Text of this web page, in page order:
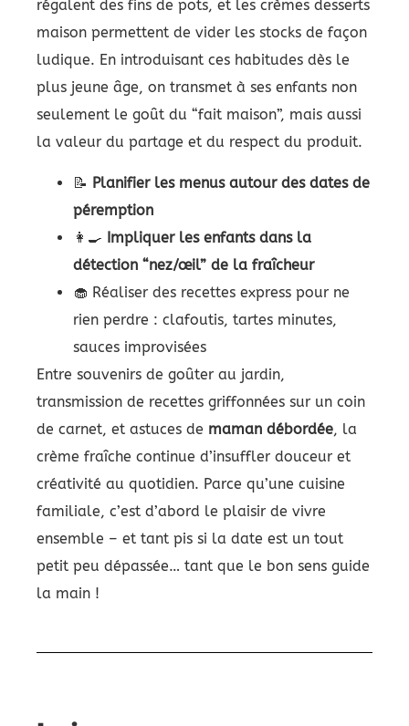
régalent des fins de pots, et les crèmes desserts
maison permettent de vider les stocks de façon
ludique. En introduisant ces habitudes dès le
plus jeune âge, on transmet à ses enfants non
seulement le goût du “fait maison”, mais aussi
la valeur du partage et du respect du produit.
📝 Planifier les menus autour des dates de
péremption
👩‍🍳 Impliquer les enfants dans la
détection “nez/œil” de la fraîcheur
🧁 Réaliser des recettes express pour ne
rien perdre : clafoutis, tartes minutes,
sauces improvisées
Entre souvenirs de goûter au jardin,
transmission de recettes griffonnées sur un coin
de carnet, et astuces de maman débordée, la
crème fraîche continue d’insuffler douceur et
créativité au quotidien. Parce qu’une cuisine
familiale, c’est d’abord le plaisir de vivre
ensemble – et tant pis si la date est un tout
petit peu dépassée… tant que le bon sens guide
la main !